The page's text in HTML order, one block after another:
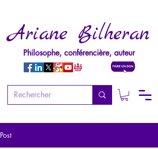
Ariane Bilheran
Philosophe, conférencière, auteur
Post